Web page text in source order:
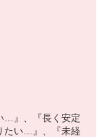
…』、『長く安定
たい…』、『未経